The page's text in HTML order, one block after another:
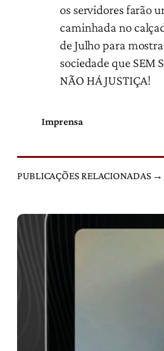
os servidores farão
caminhada no
de Julho para
sociedade que SEM
NÃO HÁ JUSTIÇA!
Imprensa
PUBLICAÇÕES RELACIONADAS →